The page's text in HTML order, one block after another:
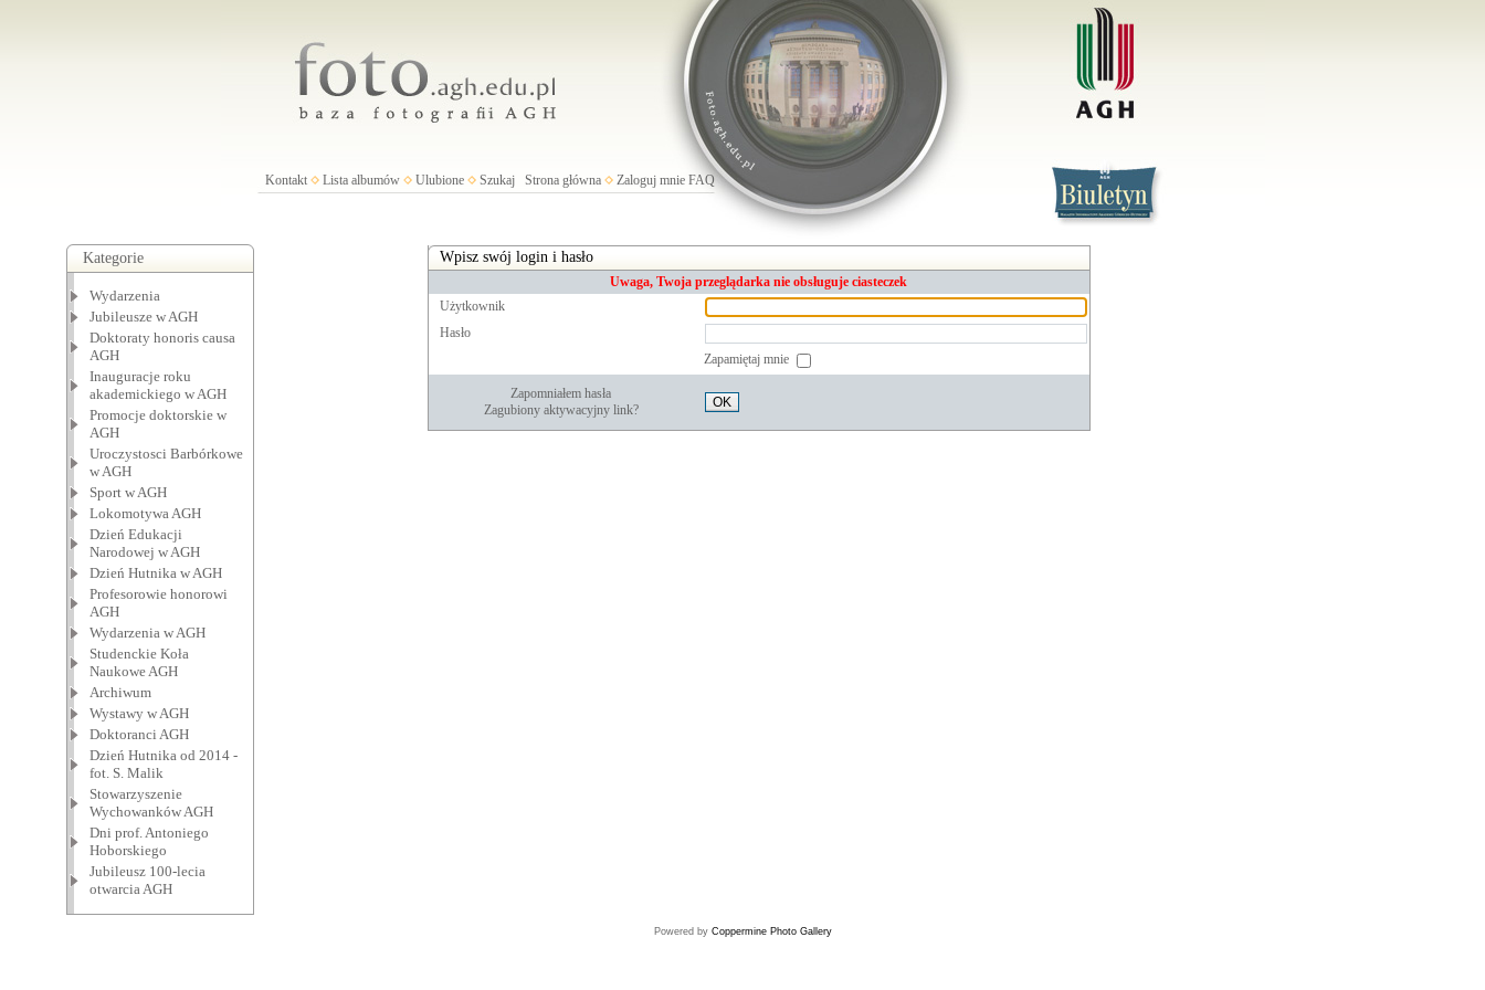
Kontakt Lista albumów Ulubione Szukaj Strona główna Zaloguj mnie FAQ
Kategorie
Wydarzenia
Jubileusze w AGH
Doktoraty honoris causa
AGH
Inauguracje roku
akademickiego w AGH
Promocje doktorskie w
AGH
Uroczystosci Barbórkowe
w AGH
Sport w AGH
Lokomotywa AGH
Dzień Edukacji
Narodowej w AGH
Dzień Hutnika w AGH
Profesorowie honorowi
AGH
Wydarzenia w AGH
Studenckie Koła
Naukowe AGH
Archiwum
Wystawy w AGH
Doktoranci AGH
Dzień Hutnika od 2014 -
fot. S. Malik
Stowarzyszenie
Wychowanków AGH
Dni prof. Antoniego
Hoborskiego
Jubileusz 100-lecia
otwarcia AGH
Wpisz swój login i hasło
Uwaga, Twoja przeglądarka nie obsługuje ciasteczek
Użytkownik
Hasło
Zapamiętaj mnie
Zapomniałem hasła
Zagubiony aktywacyjny link?
OK
Powered by Coppermine Photo Gallery